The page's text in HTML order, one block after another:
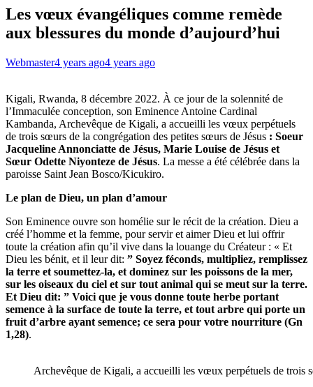
Les vœux évangéliques comme remède
aux blessures du monde d’aujourd’hui
Webmaster4 years ago4 years ago
Kigali, Rwanda, 8 décembre 2022. À ce jour de la solennité de
l’Immaculée conception, son Eminence Antoine Cardinal
Kambanda, Archevêque de Kigali, a accueilli les vœux perpétuels
de trois sœurs de la congrégation des petites sœurs de Jésus : Soeur
Jacqueline Annonciatte de Jésus, Marie Louise de Jésus et
Sœur Odette Niyonteze de Jésus. La messe a été célébrée dans la
paroisse Saint Jean Bosco/Kicukiro.
Le plan de Dieu, un plan d’amour
Son Eminence ouvre son homélie sur le récit de la création. Dieu a
créé l’homme et la femme, pour servir et aimer Dieu et lui offrir
toute la création afin qu’il vive dans la louange du Créateur : « Et
Dieu les bénit, et il leur dit: ” Soyez féconds, multipliez, remplissez
la terre et soumettez-la, et dominez sur les poissons de la mer,
sur les oiseaux du ciel et sur tout animal qui se meut sur la terre.
Et Dieu dit: ” Voici que je vous donne toute herbe portant
semence à la surface de toute la terre, et tout arbre qui porte un
fruit d’arbre ayant semence; ce sera pour votre nourriture (Gn
1,28).
Archevêque de Kigali, a accueilli les vœux perpétuels de trois